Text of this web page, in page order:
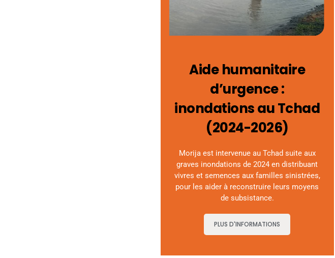
Aide humanitaire
d’urgence :
inondations au Tchad
(2024-2026)
Morija est intervenue au Tchad suite aux
graves inondations de 2024 en distribuant
vivres et semences aux familles sinistrées,
pour les aider à reconstruire leurs moyens
de subsistance.
PLUS D'INFORMATIONS